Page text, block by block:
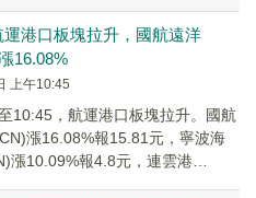
運港口板塊拉升，國航遠洋
16.08%
上午10:45
10:45，航運港口板塊拉升。國航
漲16.08%報15.81元，寧波海
漲10.09%報4.8元，連雲港